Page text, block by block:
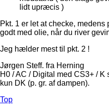
lidt upræcis )
Pkt. 1 er let at checke,
godt med olie, når du river
Jeg hælder mest til pkt. 2 !
Jørgen Steff. fra Herning
H0 / AC / Digital med CS3+ / K
kun DK (p. gr. af dampen).
Top